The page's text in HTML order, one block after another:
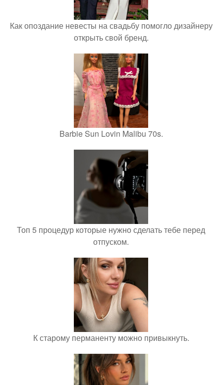
Как опоздание невесты на свадьбу помогло дизайнеру
открыть свой бренд.
Barbie Sun Lovin Malibu 70s.
Топ 5 процедур которые нужно сделать тебе перед
отпуском.
К старому перманенту можно привыкнуть.